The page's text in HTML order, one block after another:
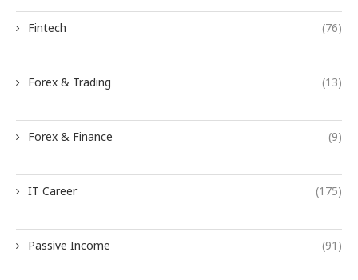
Fintech (76)
Forex & Trading (13)
Forex & Finance (9)
IT Career (175)
Passive Income (91)